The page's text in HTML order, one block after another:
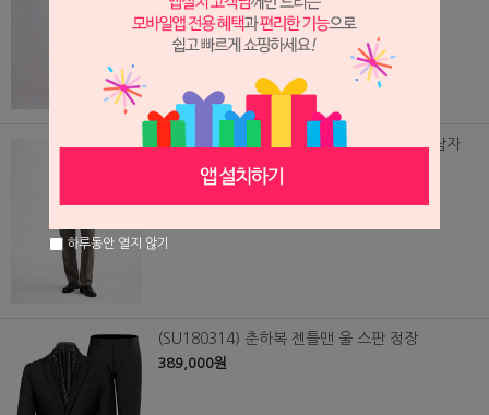
(SU260511) 여름용 오돌토돌 까슬한 원단 남자
348,000원
(SU180314) 춘하복 젠틀맨 울 스판 정장
389,000원
하루동안 열지 않기